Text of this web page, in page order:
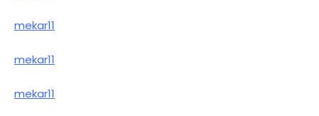
mekar11
mekar11
mekar11